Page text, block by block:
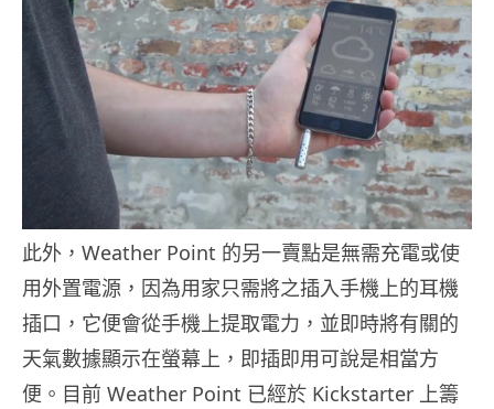
此外，Weather Point 的另一賣點是無需充電或使
用外置電源，因為用家只需將之插入手機上的耳機
插口，它便會從手機上提取電力，並即時將有關的
天氣數據顯示在螢幕上，即插即用可說是相當方
便。目前 Weather Point 已經於 Kickstarter 上籌